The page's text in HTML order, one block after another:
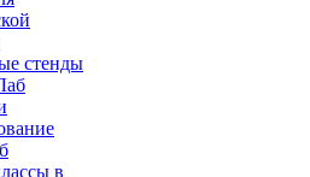
стенды
в